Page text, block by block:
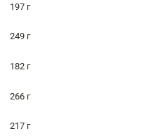
197 г
249 г
182 г
266 г
217 г